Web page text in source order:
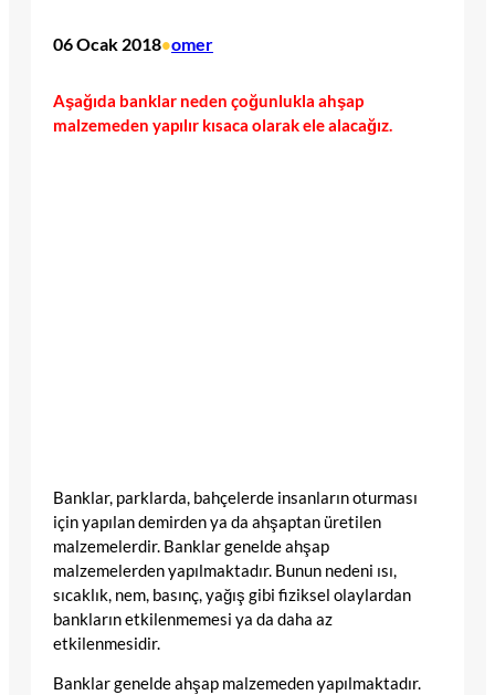
06 Ocak 2018•omer
Aşağıda banklar neden çoğunlukla ahşap
malzemeden yapılır kısaca olarak ele alacağız.
Banklar, parklarda, bahçelerde insanların oturması
için yapılan demirden ya da ahşaptan üretilen
malzemelerdir. Banklar genelde ahşap
malzemelerden yapılmaktadır. Bunun nedeni ısı,
sıcaklık, nem, basınç, yağış gibi fiziksel olaylardan
bankların etkilenmemesi ya da daha az
etkilenmesidir.
Banklar genelde ahşap malzemeden yapılmaktadır.